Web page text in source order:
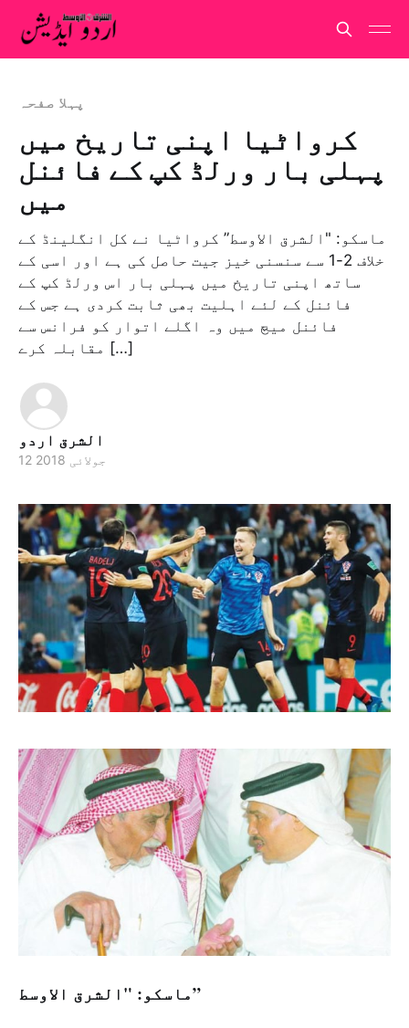
پہلا صفحہ
کرواٹیا اپنی تاریخ میں
پہلی بار ورلڈ کپ کے فائنل
میں
ماسکو: "الشرق الاوسط” کرواٹیا نے کل انگلینڈ کے
خلاف 2-1 سے سنسنی خیز جیت حاصل کی ہے اور اسی کے
ساتھ اپنی تاریخ میں پہلی بار اس ورلڈ کپ کے
فائنل کے لئے اہلیت بھی ثابت کردی ہے جس کے
فائنل میچ میں وہ اگلے اتوار کو فرانس سے
مقابلہ کرے […]
الشرق اردو
12 جولائی 2018
ماسکو: "الشرق الاوسط”